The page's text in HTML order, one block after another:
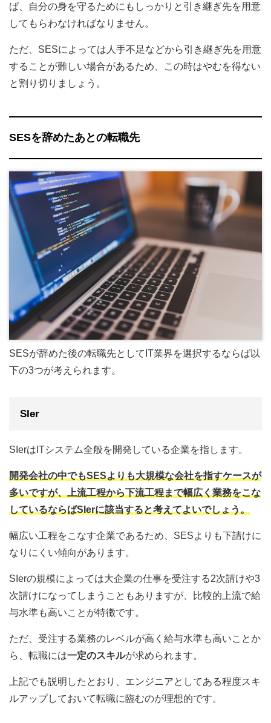
ば、自分の身を守るためにもしっかりと引き継ぎ先を用意
してもらわなければなりません。
ただ、SESによっては人手不足などから引き継ぎ先を用意
することが難しい場合があるため、この時はやむを得ない
と割り切りましょう。
SESを辞めたあとの転職先
SESが辞めた後の転職先としてIT業界を選択するならば以
下の3つが考えられます。
SIer
SIerはITシステム全般を開発している企業を指します。
開発会社の中でもSESよりも大規模な会社を指すケースが
多いですが、上流工程から下流工程まで幅広く業務をこな
しているならばSIerに該当すると考えてよいでしょう。
幅広い工程をこなす企業であるため、SESよりも下請けに
なりにくい傾向があります。
SIerの規模によっては大企業の仕事を受注する2次請けや3
次請けになってしまうこともありますが、比較的上流で給
与水準も高いことが特徴です。
ただ、受注する業務のレベルが高く給与水準も高いことか
ら、転職には一定のスキルが求められます。
上記でも説明したとおり、エンジニアとしてある程度スキ
ルアップしておいて転職に臨むのが理想的です。